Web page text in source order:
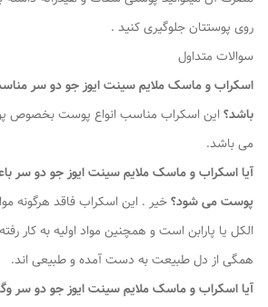
روی پوستتان جلوگیری کنید .
سوالات متداول
اسکراب و ماسک ملایم سینت ایوز جو دو سر
باشد؟ این اسکراب مناسب انواع پوست بخصوص
می باشد.
آیا اسکراب و ماسک ملایم سینت ایوز جو دو
پوست می شود؟خیر . این اسکراب فاقد هرگونه
الکل یا پارابن است و همچنین مواد اولیه به کار
همگی از دل طبیعت به دست آمده و طبیعی اند.
آیا اسکراب و ماسک ملایم سینت ایوز جو دو سر